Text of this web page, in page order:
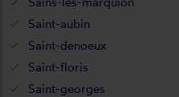
Saint-aubin
Saint-denoeux
Saint-floris
Saint-georges